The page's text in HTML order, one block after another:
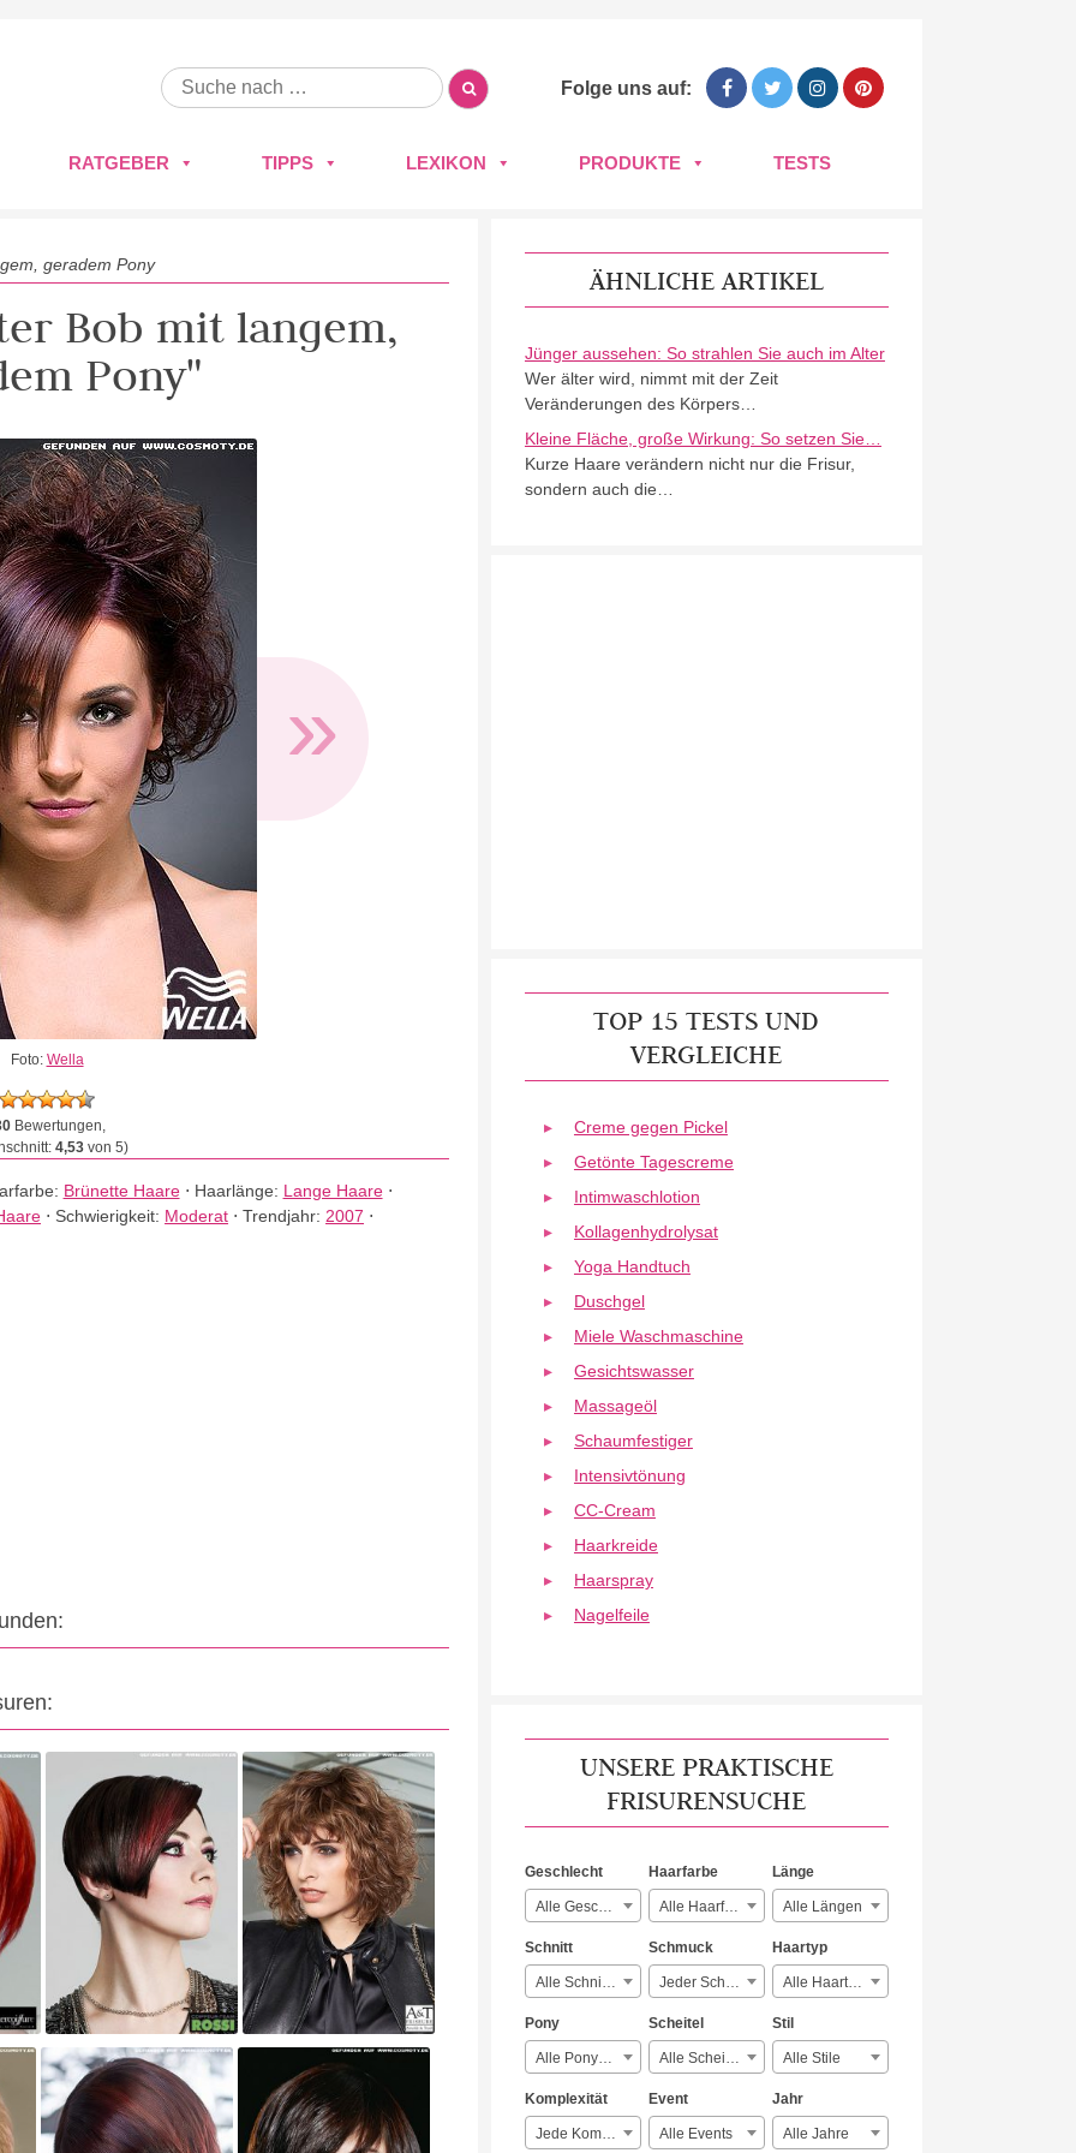
Folge uns auf:
RATGEBER TIPPS LEXIKON PRODUKTE TESTS
geradem Pony
Bob mit langem,
Pony"
»
Foto: Wella
Bewertungen,
4,53von 5)
Brünette Haare⋅ Haarlänge: Lange Haare⋅
⋅ Schwierigkeit: Moderat ⋅Trendjahr: 2007 ⋅
ÄHNLICHE ARTIKEL
Jünger aussehen: So strahlen Sie auch im Alter
Wer älter wird, nimmt mit der Zeit
Veränderungen des Körpers…
Kleine Fläche, große Wirkung: So setzen Sie…
Kurze Haare verändern nicht nur die Frisur,
sondern auch die…
TOP 15 TESTS UND
VERGLEICHE
Creme gegen Pickel
Getönte Tagescreme
Intimwaschlotion
Kollagenhydrolysat
Yoga Handtuch
Duschgel
Miele Waschmaschine
Gesichtswasser
Massageöl
Schaumfestiger
Intensivtönung
CC-Cream
Haarkreide
Haarspray
Nagelfeile
UNSERE PRAKTISCHE
FRISURENSUCHE
Geschlecht
Alle Geschlechter
Haarfarbe
Alle Haarfarben
Länge
Alle Längen
Schnitt
Alle Schnitte
Schmuck
Jeder Schmuck
Haartyp
Alle Haartypen
Pony
Alle Ponyarten
Scheitel
Alle Scheitelarten
Stil
Alle Stile
Komplexität
Jede Komplexität
Event
Alle Events
Jahr
Alle Jahre